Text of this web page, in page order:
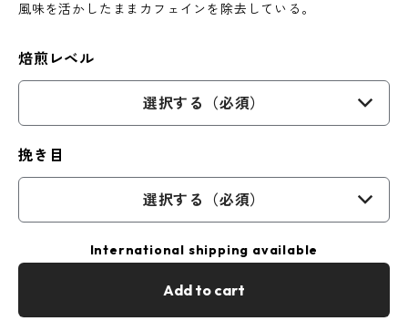
風味を活かしたままカフェインを除去している。
焙煎レベル
選択する（必須）
挽き目
選択する（必須）
International shipping available
Add to cart